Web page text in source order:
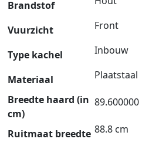
Brandstof
Vuurzicht Front
Type kachel Inbouw
Materiaal
Plaatstaal
Breedte haard (in
cm)
89.600000
Ruitmaat breedte 88.8 cm